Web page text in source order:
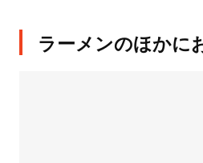
ラーメンのほかに